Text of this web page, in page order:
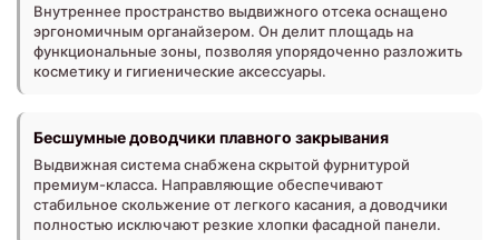
Внутреннее пространство выдвижного отсека оснащено
эргономичным органайзером. Он делит площадь на
функциональные зоны, позволяя упорядоченно разложить
косметику и гигиенические аксессуары.
Бесшумные доводчики плавного закрывания
Выдвижная система снабжена скрытой фурнитурой
премиум-класса. Направляющие обеспечивают
стабильное скольжение от легкого касания, а доводчики
полностью исключают резкие хлопки фасадной панели.